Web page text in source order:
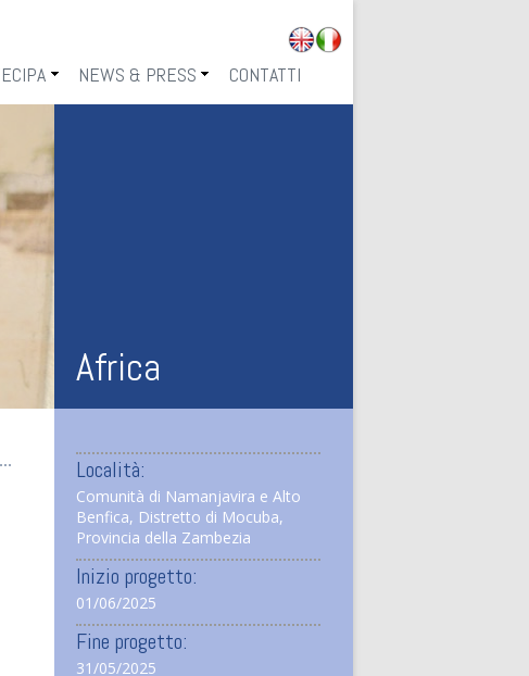
MILLE
SOSTIENICI
NEWS & PRESS CONTATTI
Africa
Località:
Comunità di Namanjavira e Alto
Benfica, Distretto di Mocuba,
Provincia della Zambezia
Inizio progetto:
01/06/2025
Fine progetto:
31/05/2025